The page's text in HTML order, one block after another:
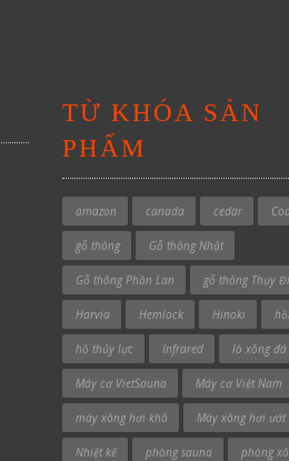
TỪ KHÓA SẢN
PHẨM
amazon canada cedar
gỗ thông Gỗ thông Nhật
Gỗ thông Phần Lan gỗ thông Thụy
Harvia Hemlock Hinoki
hồ thủy lực Infrared lò xông đá
Máy cơ VietSauna Máy cơ Việt Nam
máy xông hơi khô Máy xông hơi ướt
Nhiệt kế phòng sauna phòng